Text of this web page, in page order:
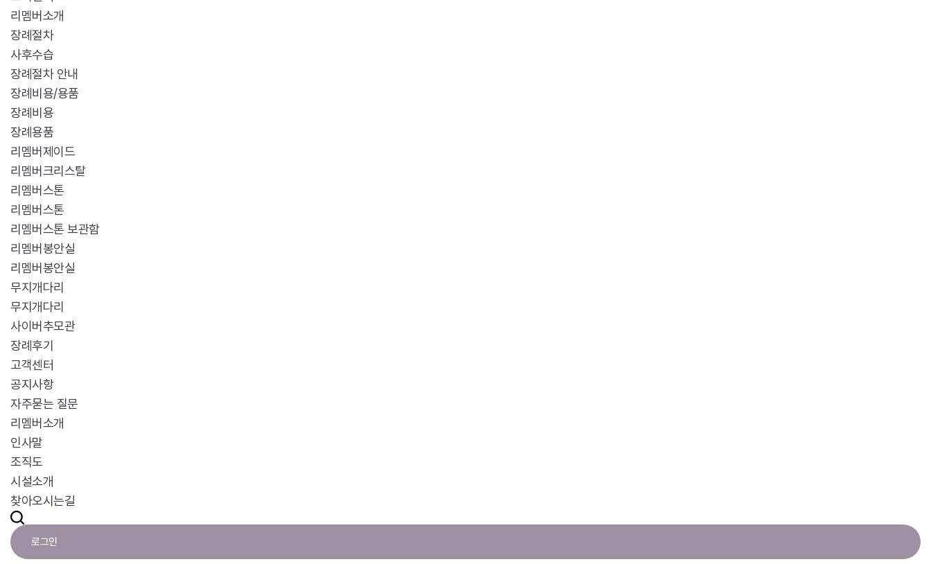
리멤버소개
장례절차
사후수습
장례절차 안내
장례비용/용품
장례비용
장례용품
리멤버제이드
리멤버크리스탈
리멤버스톤
리멤버스톤
리멤버스톤 보관함
리멤버봉안실
리멤버봉안실
무지개다리
무지개다리
사이버추모관
장례후기
고객센터
공지사항
자주묻는 질문
리멤버소개
인사말
조직도
시설소개
찾아오시는길
로그인